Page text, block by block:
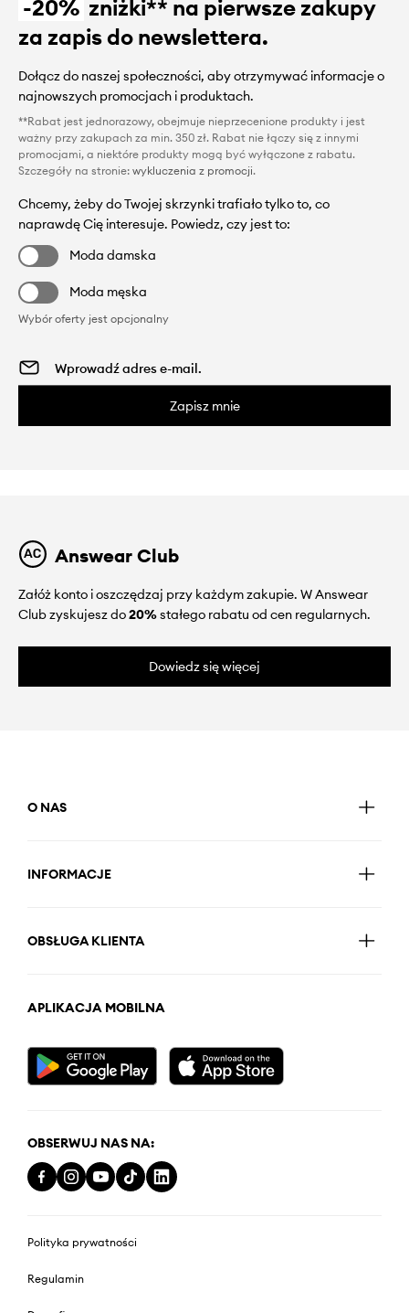
-20% zniżki** na pierwsze zakupy
za zapis do newslettera.
Dołącz do naszej społeczności, aby otrzymywać informacje o
najnowszych promocjach i produktach.
**Rabat jest jednorazowy, obejmuje nieprzecenione produkty i jest
ważny przy zakupach za min. 350 zł. Rabat nie łączy się z innymi
promocjami, a niektóre produkty mogą być wyłączone z rabatu.
Szczegóły na stronie: wykluczenia z promocji.
Chcemy, żeby do Twojej skrzynki trafiało tylko to, co
naprawdę Cię interesuje. Powiedz, czy jest to:
Moda damska
Moda męska
Wybór oferty jest opcjonalny
Zapisz mnie
Answear Club
Załóż konto i oszczędzaj przy każdym zakupie. W Answear
Club zyskujesz do20%stałego rabatu od cen regularnych.
Dowiedz się więcej
O NAS
INFORMACJE
OBSŁUGA KLIENTA
APLIKACJA MOBILNA
OBSERWUJ NAS NA:
Polityka prywatności
Regulamin